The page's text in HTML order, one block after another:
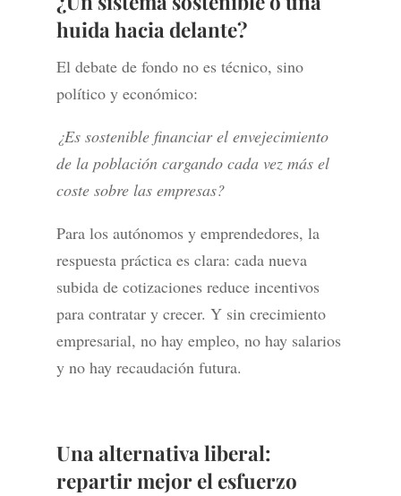
huida hacia delante?
El debate de fondo no es técnico, sino
político y económico:
¿Es sostenible financiar el envejecimiento
de la población cargando cada vez más el
coste sobre las empresas?
Para los autónomos y emprendedores, la
respuesta práctica es clara: cada nueva
subida de cotizaciones reduce incentivos
para contratar y crecer. Y sin crecimiento
empresarial, no hay empleo, no hay salarios
y no hay recaudación futura.
Una alternativa liberal:
repartir mejor el esfuerzo